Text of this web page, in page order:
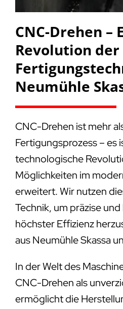
CNC-Drehen –
Revolution der
Neumühle
CNC-Drehen ist mehr
Fertigungsprozess – es
technologische
Möglichkeiten im
erweitert. Wir nutzen
Technik, um präzise
höchster Effizienz
aus Neumühle Skassa
In der Welt des
CNC-Drehen als
ermöglicht die